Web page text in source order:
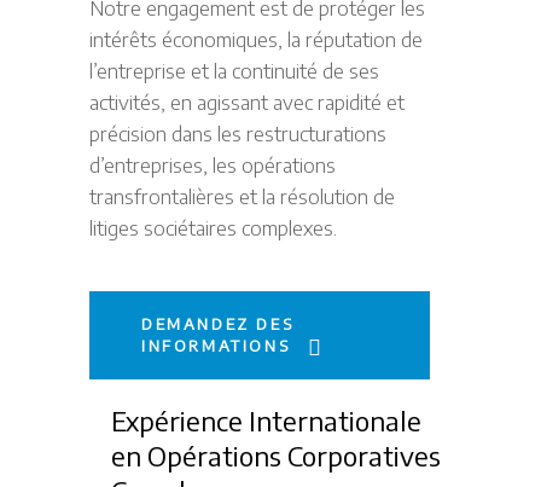
Notre engagement est de protéger les
intérêts économiques, la réputation de
l’entreprise et la continuité de ses
activités, en agissant avec rapidité et
précision dans les restructurations
d’entreprises, les opérations
transfrontalières et la résolution de
litiges sociétaires complexes.
DEMANDEZ DES
INFORMATIONS
Expérience Internationale
en Opérations Corporatives